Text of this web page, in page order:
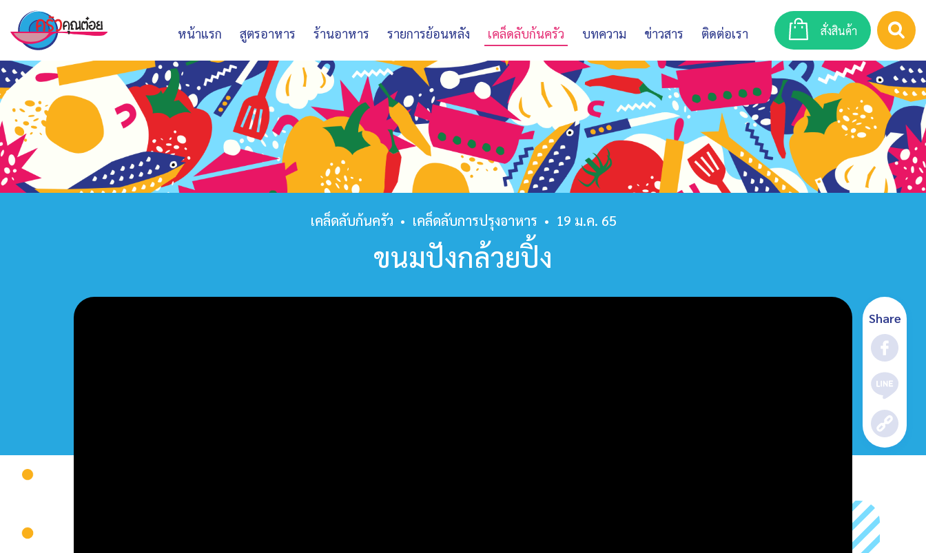
หน้าแรก สูตรอาหาร ร้านอาหาร รายการย้อนหลัง เคล็ดลับก้นครัว บทความ ข่าวสาร ติดต่อเรา สั่งสินค้า
เคล็ดลับก้นครัว • เคล็ดลับการปรุงอาหาร • 19 ม.ค. 65
ขนมปังกล้วยปิ้ง
Share